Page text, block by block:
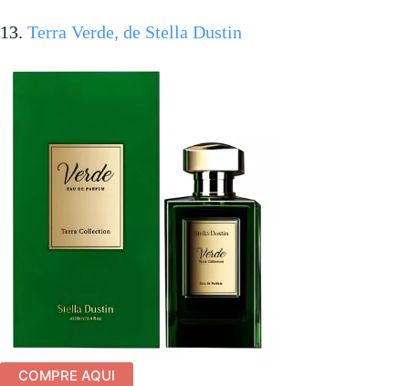
13. Terra Verde, de Stella Dustin
COMPRE AQUI